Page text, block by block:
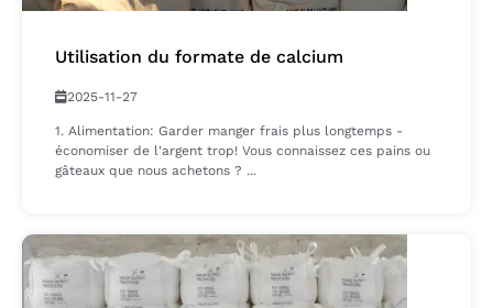
Utilisation du formate de calcium
2025-11-27
1. Alimentation: Garder manger frais plus longtemps -
économiser de l'argent trop! ​Vous connaissez ces pains ou
gâteaux que nous achetons ? ...